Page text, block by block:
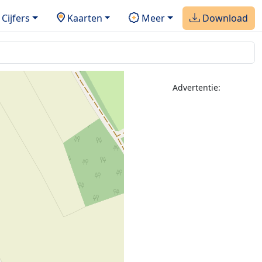
Cijfers Kaarten Meer Download
Advertentie: